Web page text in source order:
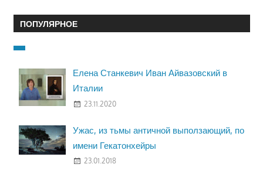
ПОПУЛЯРНОЕ
Елена Станкевич Иван Айвазовский в
Италии
23.11.2020
Ужас, из тьмы античной выползающий, по
имени Гекатонхейры
23.01.2018